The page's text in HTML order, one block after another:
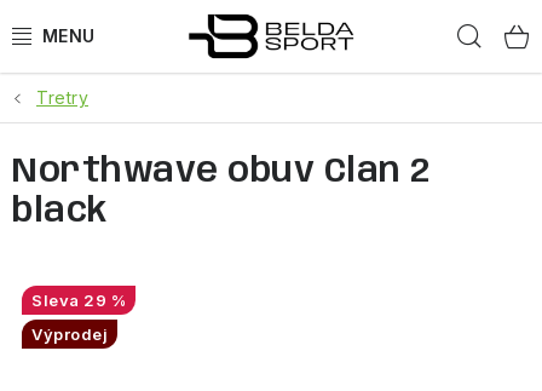
na
SPORTY
BĚH
BOGNER
OBLEČENÍ
Tretry
Northwave obuv Clan 2
black
29 %
Výprodej